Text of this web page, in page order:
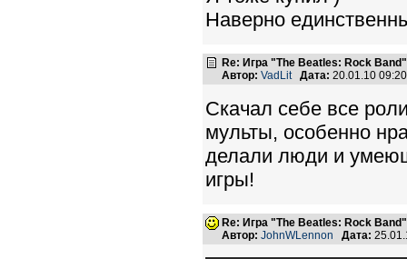
Наверно
Re: Игра "The Beatles: Rock Band"
Автор: VadLit Дата: 20.01.10
Скачал себе все
мульты, особенно
делали люди и
игры!
Re: Игра "The Beatles: Rock Band"
Автор: JohnWLennon Дата: